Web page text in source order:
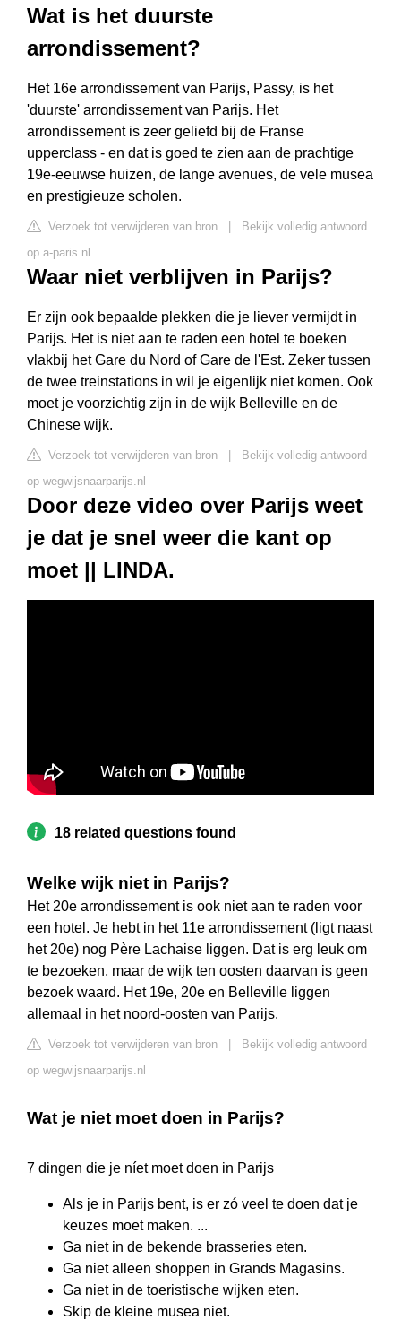
Wat is het duurste
arrondissement?
Het 16e arrondissement van Parijs, Passy, is het
'duurste' arrondissement van Parijs. Het
arrondissement is zeer geliefd bij de Franse
upperclass - en dat is goed te zien aan de prachtige
19e-eeuwse huizen, de lange avenues, de vele musea
en prestigieuze scholen.
Verzoek tot verwijderen van bron
Bekijk volledig antwoord
op a-paris.nl
Waar niet verblijven in Parijs?
Er zijn ook bepaalde plekken die je liever vermijdt in
Parijs. Het is niet aan te raden een hotel te boeken
vlakbij het Gare du Nord of Gare de l'Est. Zeker tussen
de twee treinstations in wil je eigenlijk niet komen. Ook
moet je voorzichtig zijn in de wijk Belleville en de
Chinese wijk.
Verzoek tot verwijderen van bron
Bekijk volledig antwoord
op wegwijsnaarparijs.nl
Door deze video over Parijs weet
je dat je snel weer die kant op
moet || LINDA.
18 related questions found
Welke wijk niet in Parijs?
Het 20e arrondissement is ook niet aan te raden voor
een hotel. Je hebt in het 11e arrondissement (ligt naast
het 20e) nog Père Lachaise liggen. Dat is erg leuk om
te bezoeken, maar de wijk ten oosten daarvan is geen
bezoek waard. Het 19e, 20e en Belleville liggen
allemaal in het noord-oosten van Parijs.
Verzoek tot verwijderen van bron
Bekijk volledig antwoord
op wegwijsnaarparijs.nl
Wat je niet moet doen in Parijs?
7 dingen die je níet moet doen in Parijs
Als je in Parijs bent, is er zó veel te doen dat je
keuzes moet maken. ...
Ga niet in de bekende brasseries eten.
Ga niet alleen shoppen in Grands Magasins.
Ga niet in de toeristische wijken eten.
Skip de kleine musea niet.